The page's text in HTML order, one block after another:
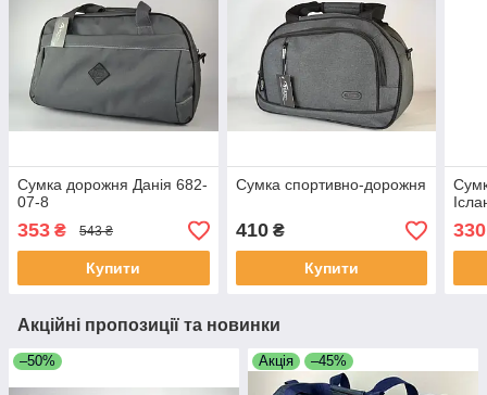
Сумка дорожня Данія 682-
07-8
353 ₴ 543 ₴
Купити
Сумка спортивно-дорожня
410₴
Купити
330
Акційні пропозиції та новинки
–50% Акція –45%